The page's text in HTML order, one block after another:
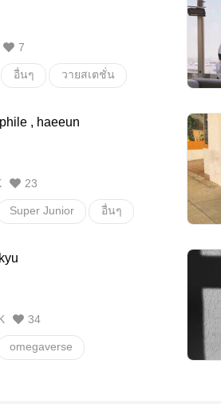
7
อื่นๆ วายสเตชั่น
, haeeun
23
Super Junior อื่นๆ
34
omegaverse